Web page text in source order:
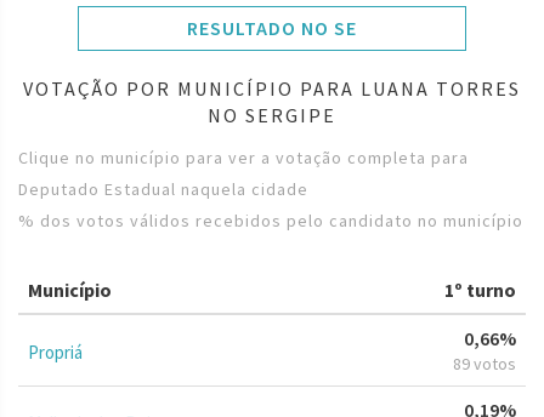
RESULTADO NO SE
VOTAÇÃO POR MUNICÍPIO PARA LUANA TORRES
NO SERGIPE
Clique no município para ver a votação completa para
Deputado Estadual naquela cidade
% dos votos válidos recebidos pelo candidato no município
Município 1º turno
Propriá
0,66%
89 votos
0,19%